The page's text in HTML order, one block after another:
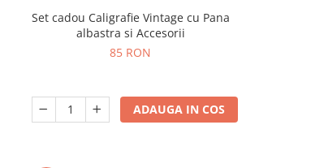
Set cadou Caligrafie Vintage cu Pana
albastra si Accesorii
85 RON
ADAUGA IN COS